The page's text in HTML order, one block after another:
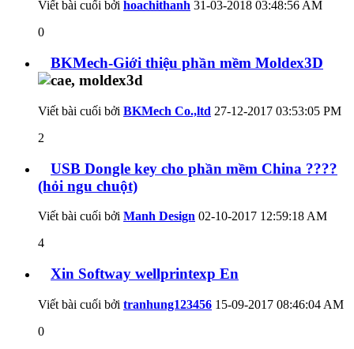
Viết bài cuối bởi hoachithanh 31-03-2018 03:48:56 AM
0
BKMech-Giới thiệu phần mềm Moldex3D
Viết bài cuối bởi BKMech Co.,ltd 27-12-2017 03:53:05 PM
2
USB Dongle key cho phần mềm China ????
(hỏi ngu chuột)
Viết bài cuối bởi Manh Design 02-10-2017 12:59:18 AM
4
Xin Softway wellprintexp En
Viết bài cuối bởi tranhung123456 15-09-2017 08:46:04 AM
0